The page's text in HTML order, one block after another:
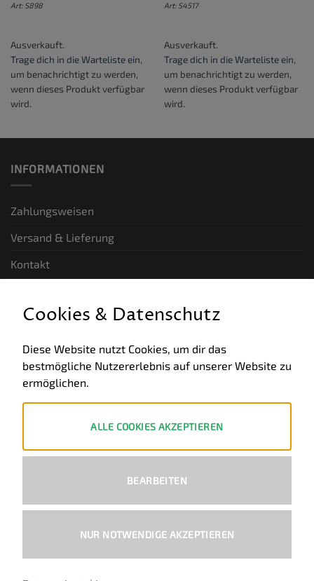
Art: S898
Ausverkauft.
Trage dich in die Warteliste ein,
um benachrichtigt zu werden,
wenn dieses Produkt verfügbar
wird.
Art: S4517
Ausverkauft.
Trage dich in die Warteliste ein,
um benachrichtigt zu werden,
wenn dieses Produkt verfügbar
wird.
INFORMATIONEN
Zahlungsweisen
Versand & Lieferung
Kontakt
Allgemeine Geschäftsbedingungen
Datenschutz
PayPal Visa MasterCard
Bank
Cookies & Datenschutz
Diese Website nutzt Cookies, um dir das
bestmögliche Nutzererlebnis auf unserer Website zu
ermöglichen.
ALLE COOKIES AKZEPTIEREN
BEARBEITEN
NUR NOTWENDIGE AKZEPTIEREN